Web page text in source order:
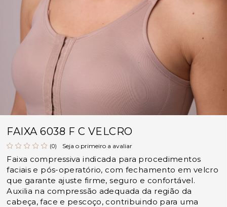
FAIXA 6038 F C VELCRO
(0) Seja o primeiro a avaliar
Faixa compressiva indicada para procedimentos
faciais e pós-operatório, com fechamento em velcro
que garante ajuste firme, seguro e confortável.
Auxilia na compressão adequada da região da
cabeça, face e pescoço, contribuindo para uma